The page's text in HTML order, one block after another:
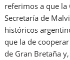
referimos a que la
Secretaría de
históricos
que la de
de Gran Bretaña